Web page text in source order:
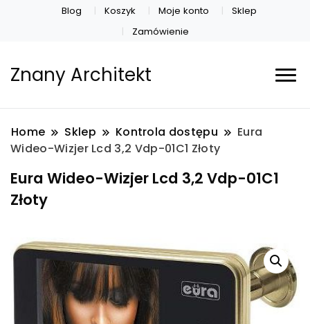
Blog Koszyk Moje konto
Sklep
Zamówienie
Znany Architekt
Home Sklep Kontrola dostępu
Eura
Wideo-Wizjer Lcd 3,2 Vdp-01C1 Złoty
Eura Wideo-Wizjer Lcd 3,2 Vdp-01C1
Złoty